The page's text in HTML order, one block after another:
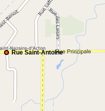
Rue Saint-Antoine